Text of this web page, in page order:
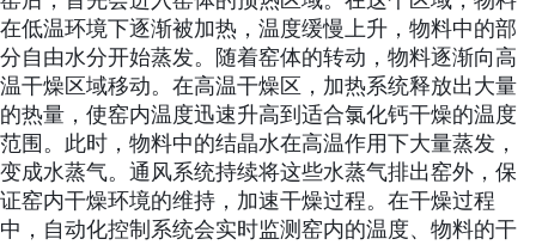
在低温环境下逐渐被加热，温度缓慢上升，物料中的部
分自由水分开始蒸发。随着窑体的转动，物料逐渐向高
温干燥区域移动。在高温干燥区，加热系统释放出大量
的热量，使窑内温度迅速升高到适合氯化钙干燥的温度
范围。此时，物料中的结晶水在高温作用下大量蒸发，
变成水蒸气。通风系统持续将这些水蒸气排出窑外，保
证窑内干燥环境的维持，加速干燥过程。在干燥过程
中，自动化控制系统会实时监测窑内的温度、物料的干